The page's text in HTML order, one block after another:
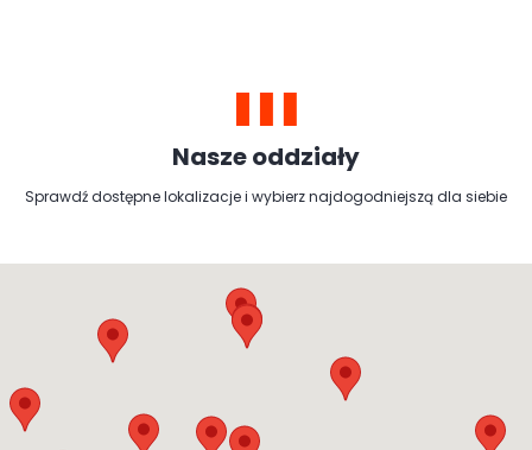
Nasze oddziały
Sprawdź dostępne lokalizacje i wybierz najdogodniejszą dla siebie